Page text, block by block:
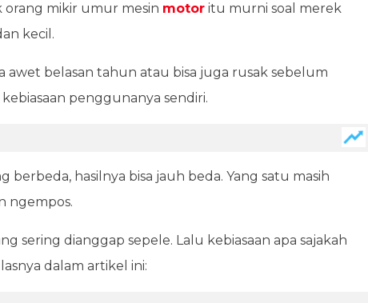
orang mikir umur mesin motor itu murni soal merek
kecil.
awet belasan tahun atau bisa juga rusak sebelum
penggunanya sendiri.
berbeda, hasilnya bisa jauh beda. Yang satu masih
ngempos.
sering dianggap sepele. Lalu kebiasaan apa sajakah
dalam artikel ini: